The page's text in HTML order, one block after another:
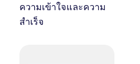
ความเข้าใจและความ
สำเร็จ